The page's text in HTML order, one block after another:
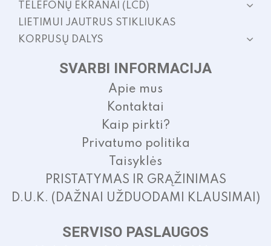
TELEFONŲ EKRANAI (LCD)
LIETIMUI JAUTRUS STIKLIUKAS
KORPUSŲ DALYS
SVARBI INFORMACIJA
Apie mus
Kontaktai
Kaip pirkti?
Privatumo politika
Taisyklės
PRISTATYMAS IR GRĄŽINIMAS
D.U.K. (DAŽNAI UŽDUODAMI KLAUSIMAI)
SERVISO PASLAUGOS